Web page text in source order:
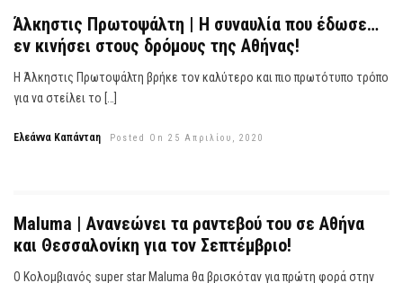
Άλκηστις Πρωτοψάλτη | Η συναυλία που έδωσε…
εν κινήσει στους δρόμους της Αθήνας!
Η Άλκηστις Πρωτοψάλτη βρήκε τον καλύτερο και πιο πρωτότυπο τρόπο
για να στείλει το […]
Ελεάννα Καπάνταη Posted On 25 Απριλίου, 2020
Maluma | Ανανεώνει τα ραντεβού του σε Αθήνα
και Θεσσαλονίκη για τον Σεπτέμβριο!
Ο Κολομβιανός super star Maluma θα βρισκόταν για πρώτη φορά στην